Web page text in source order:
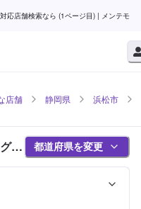
応店舗検索なら (1ページ目) | メンテモ
店舗 静岡県 浜松市
対
都道府県を変更